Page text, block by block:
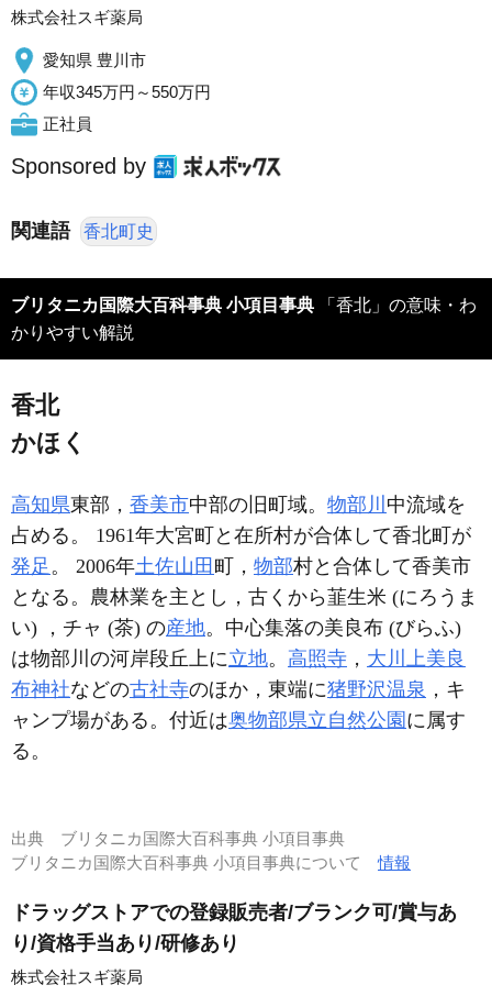
株式会社スギ薬局
愛知県 豊川市
年収345万円～550万円
正社員
Sponsored by
関連語 香北町史
ブリタニカ国際大百科事典 小項目事典 「香北」の意味・わ
かりやすい解説
香北
かほく
高知県東部， 香美市中部の旧町域。 物部川 中流域を
占める。 1961年大宮町と在所村が合体して香北町が
発足 。 2006年土佐山田 町， 物部村と合体して香美市
となる。農林業を主とし，古くから韮生米 (にろうま
い) ，チャ (茶) の産地。中心集落の美良布 (びらふ)
は物部川の河岸段丘上に立地。 高照寺 ， 大川上美良
布神社などの古社寺のほか，東端に猪野沢温泉 ，キ
ャンプ場がある。付近は奥物部県立自然公園に属す
る。
出典 ブリタニカ国際大百科事典 小項目事典
ブリタニカ国際大百科事典 小項目事典について情報
ドラッグストアでの登録販売者/ブランク可/賞与あ
り/資格手当あり/研修あり
株式会社スギ薬局